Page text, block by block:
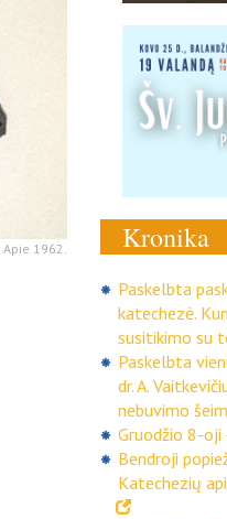
Apie 1962. Kronika
Paskelbta
katechezė.
susitikimo su
Paskelbta
dr. A.
nebuvimo
Gruodžio 8-oji
Bendroji
Katechezių